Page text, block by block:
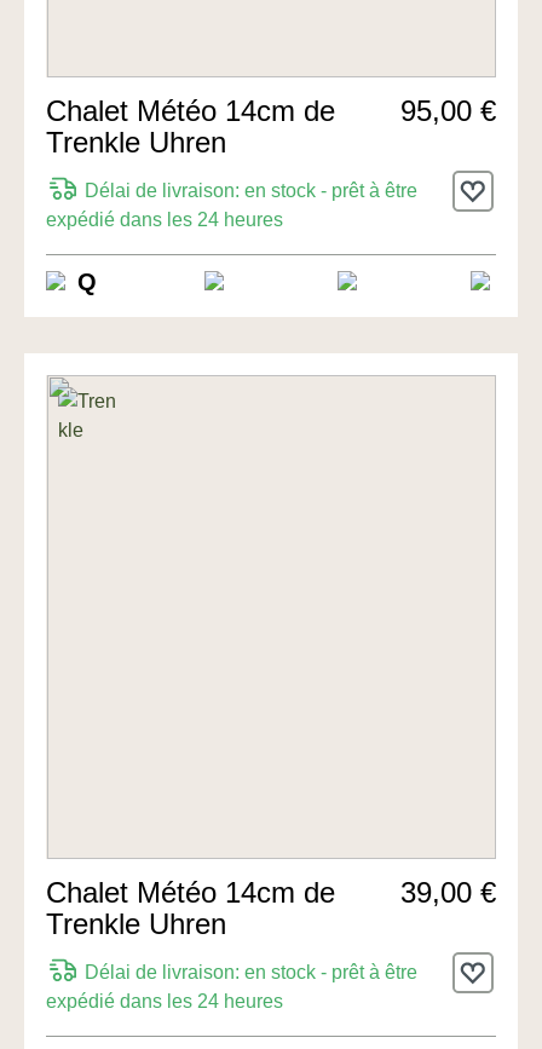
Chalet Météo 14cm de
Trenkle Uhren
95,00 €
Délai de livraison: en stock - prêt à être
expédié dans les 24 heures
Q
Chalet Météo 14cm de
Trenkle Uhren
39,00 €
Délai de livraison: en stock - prêt à être
expédié dans les 24 heures